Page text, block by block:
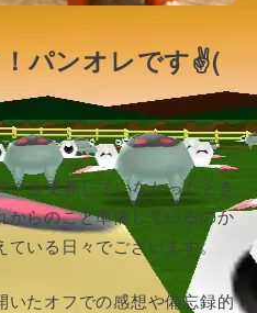
パンオレです✌(
グを更新していなかったとき
からのこと準備しているのか
いる日々でございます。
いたオフでの感想や備忘録的